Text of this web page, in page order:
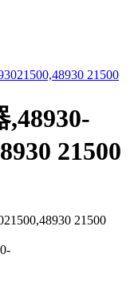
21500
21500